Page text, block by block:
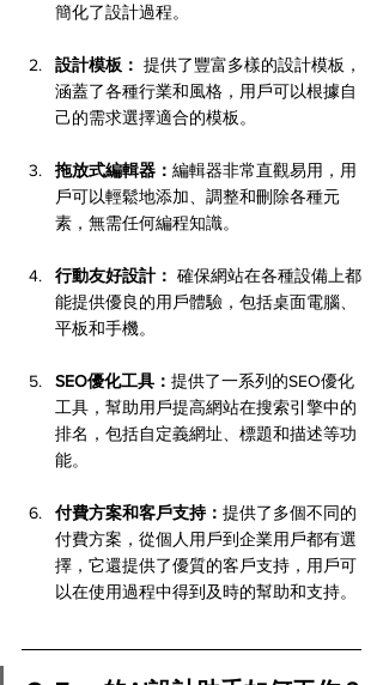
簡化了設計過程。
設計模板： 提供了豐富多樣的設計模板，
涵蓋了各種行業和風格，用戶可以根據自
己的需求選擇適合的模板。
拖放式編輯器： 編輯器非常直觀易用，用
戶可以輕鬆地添加、調整和刪除各種元
素，無需任何編程知識。
行動友好設計： 確保網站在各種設備上都
能提供優良的用戶體驗，包括桌面電腦、
平板和手機。
SEO優化工具： 提供了一系列的SEO優化
工具，幫助用戶提高網站在搜索引擎中的
排名，包括自定義網址、標題和描述等功
能。
付費方案和客戶支持： 提供了多個不同的
付費方案，從個人用戶到企業用戶都有選
擇，它還提供了優質的客戶支持，用戶可
以在使用過程中得到及時的幫助和支持。